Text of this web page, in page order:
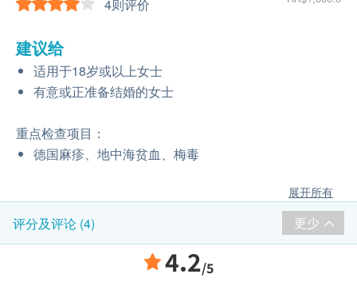
4则评价
建议给
适用于18岁或以上女士
有意或正准备结婚的女士
重点检查项目：
德国麻疹、地中海贫血、梅毒
展开所有
评分及评论 (4) 更少
4.2/5